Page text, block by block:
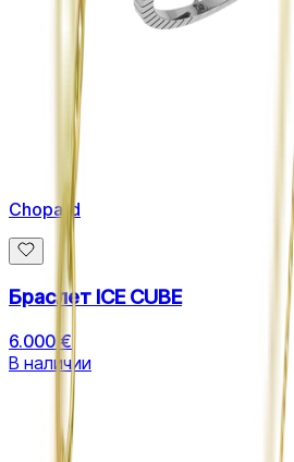
Chopard
Браслет ICE CUBE
6.000 €
В наличии